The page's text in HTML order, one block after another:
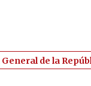
de la